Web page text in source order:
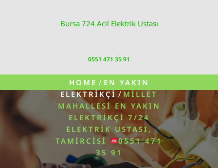
Bursa 724 Acil Elektrik Ustası
0551 471 35 91
HOME / EN YAKIN
ELEKTRIKÇI / MILLET
MAHALLESI EN YAKIN
ELEKTRIKÇI 7/24
ELEKTRIK USTASI,
TAMIRCISI
0551 471
35 91